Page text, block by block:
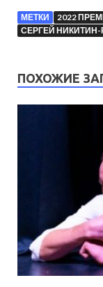
МЕТКИ 2022
СЕРГЕЙ
ПОХОЖИЕ